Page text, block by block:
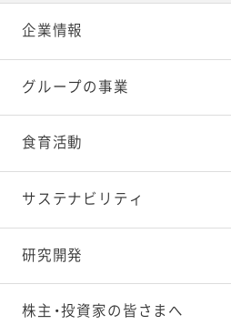
2025年3月
2025年2月
2025年1月
2024年4月
2024年3月
2024年2月
2023年5月
2023年4月
2023年3月
2022年6月
2022年5月
2022年4月
2021年7月
2021年6月
2021年5月
2020年8月
2020年7月
2020年6月
2019年9月
2019年8月
2019年7月
企業情報
グループの事業
食育活動
サステナビリティ
研究開発
株主・投資家の皆さまへ